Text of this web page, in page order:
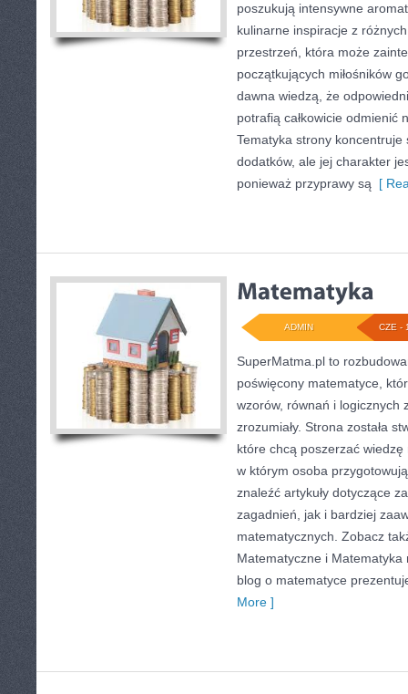
poszukują intensywne
kulinarne inspiracje z
przestrzeń, która może
początkujących miłośników
dawna wiedzą, że
potrafią całkowicie odmienić
Tematyka strony koncentruje
dodatków, ale jej charakter
ponieważ przyprawy są [
CZE -
ADMIN
SuperMatma.pl to
poświęcony matematyce,
wzorów, równań i logicznych
zrozumiały. Strona została
które chcą poszerzać
w którym osoba
znaleźć artykuły dotyczące
zagadnień, jak i bardziej
matematycznych. Zobacz
Matematyczne i
blog o matematyce
More ]